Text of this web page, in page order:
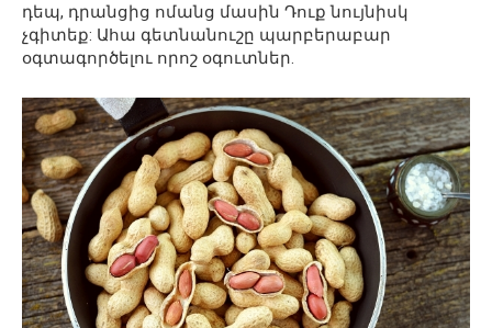
դեպ, դրանցից ոմանց մասին Դուք նույնիսկ
չգիտեք: Ահա գետնանուշը պարբերաբար
օգտագործելու որոշ օգուտներ.